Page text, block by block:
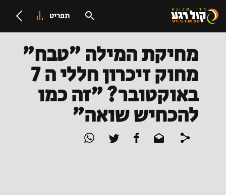
תפריט
מחיקת המילה "טבח"
מחוק זיכרון חללי ה 7
באוקטובר? "זה כמו
להכחיש שואה"